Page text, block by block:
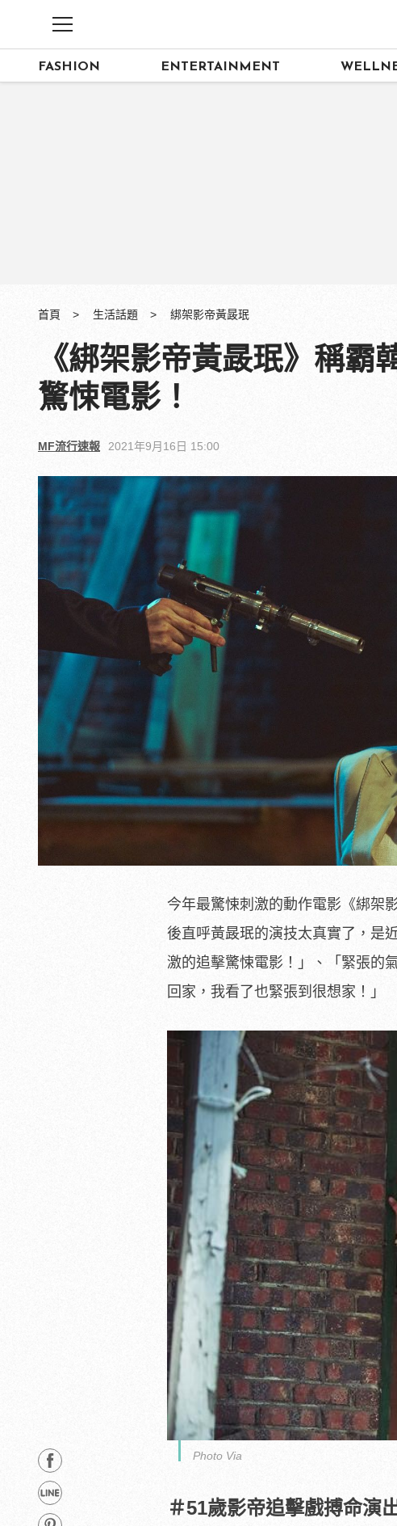
FASHION ENTERTAINMENT
首頁 生活話題 綁架影帝黃晸珉
《綁架影帝黃晸珉》稱
驚悚電影！
MF流行速報 2021年9月16日 15:00
今年最驚悚刺激的動作電影《綁架
後直呼黃晸珉的演技太真實了，是
激的追擊驚悚電影！」、「緊張的
回家，我看了也緊張到很想家！」
Photo Via
＃51歲影帝追擊戲搏命演